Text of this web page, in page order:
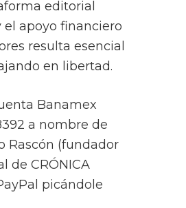
editorial
apoyo financiero
resulta esencial
en libertad.
Banamex
a nombre de
Rascón (fundador
de CRÓNICA
picándole